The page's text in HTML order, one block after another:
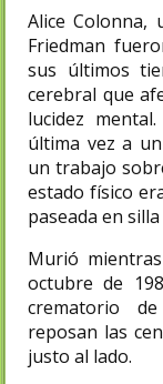
Alice Colonna,
Friedman
sus últimos
cerebral que
lucidez
última vez a
un trabajo
estado físico
paseada en
Murió
octubre de
crematorio
reposan las
justo al lado.